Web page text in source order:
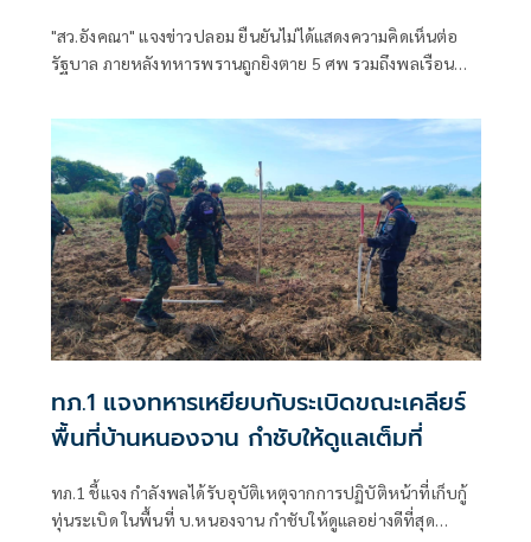
"สว.อังคณา" แจงข่าวปลอม ยืนยันไม่ได้แสดงความคิดเห็นต่อ
รัฐบาล ภายหลังทหารพรานถูกยิงตาย 5 ศพ รวมถึงพลเรือน
อัยการศึกในการตรวจค้น
ทภ.1 แจงทหารเหยียบกับระเบิดขณะเคลียร์
พื้นที่บ้านหนองจาน กำชับให้ดูแลเต็มที่
ทภ.1 ชี้แจง กำลังพลได้รับอุบัติเหตุจากการปฏิบัติหน้าที่เก็บกู้
ทุ่นระเบิด ในพื้นที่ บ.หนองจาน กำชับให้ดูแลอย่างดีที่สุด